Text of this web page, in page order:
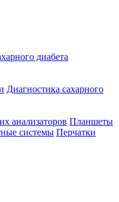
диабета
Диагностика сахарного
анализаторов Планшеты
системы Перчатки